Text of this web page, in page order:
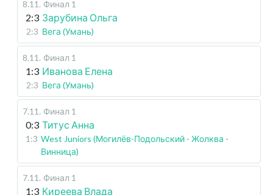
8.11 . Финал 1
2:3 Зарубина Ольга
2:3 Вега (Умань)
8.11 . Финал 1
1:3 Иванова Елена
2:3 Вега (Умань)
7.11 . Финал 1
0:3 Титус Анна
1:3 West Juniors (Могилёв-Подольский - Жолква -
Винница)
7.11 . Финал 1
1:3 Киреева Влада